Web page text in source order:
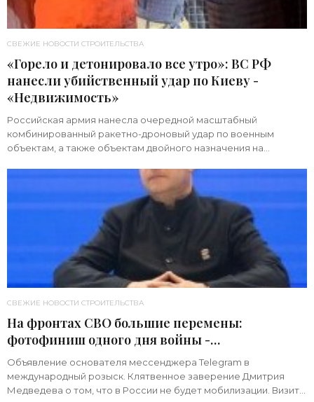
СВЕЖИЕ НОВОСТИ СТРОИТЕЛЬСТВА
«Горело и детонировало все утро»: ВС РФ
нанесли убийственный удар по Киеву -
«Недвижимость»
Российская армия нанесла очередной масштабный
комбинированный ракетно-дроновый удар по военным
объектам, а также объектам двойного назначения на
СВЕЖИЕ НОВОСТИ СТРОИТЕЛЬСТВА
На фронтах СВО большие перемены:
фотофиниш одного дня войны -
«Недвижимость»
Объявление основателя мессенджера Telegram в
международный розыск. Клятвенное заверение Дмитрия
Медведева о том, что в России не будет мобилизации. Визит